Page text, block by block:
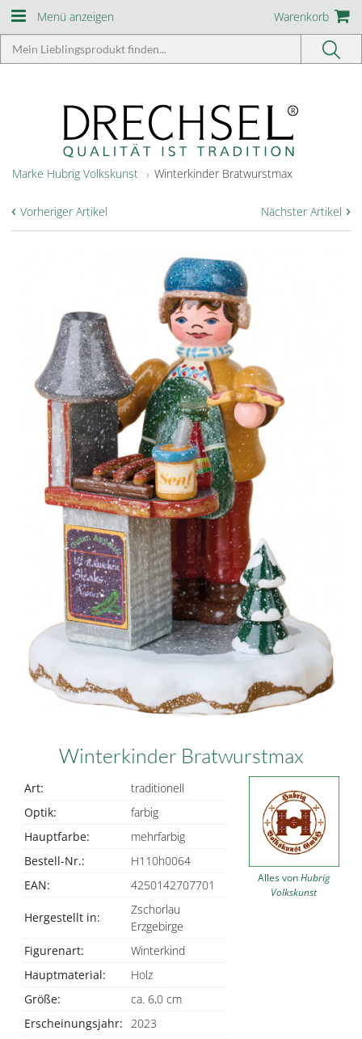
Menü anzeigen Warenkorb
Marke Hubrig Volkskunst Winterkinder Bratwurstmax
Nächster Artikel ›
‹ Vorheriger Artikel
Winterkinder Bratwurstmax
Art:
traditionell
Optik:
farbig
Hauptfarbe:
mehrfarbig
Bestell-Nr.:
H110h0064
EAN:
4250142707701
Hergestellt in:
Zschorlau
Erzgebirge
Figurenart:
Winterkind
Hauptmaterial:
Holz
Größe:
ca. 6,0 cm
Erscheinungsjahr: 2023
Alles vonHubrig
Volkskunst